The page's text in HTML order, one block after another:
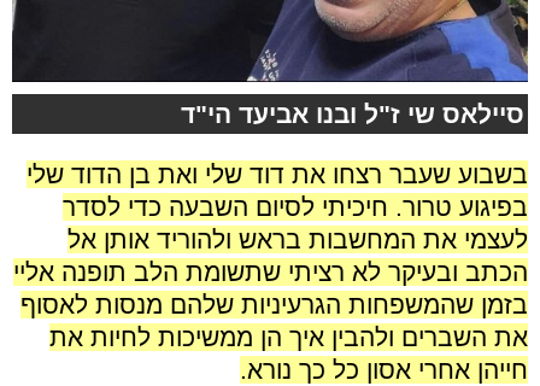
סיילאס שי ז"ל ובנו אביעד הי"ד
בשבוע שעבר רצחו את דוד שלי ואת בן הדוד שלי
בפיגוע טרור. חיכיתי לסיום השבעה כדי לסדר
לעצמי את המחשבות בראש ולהוריד אותן אל
הכתב ובעיקר לא רציתי שתשומת הלב תופנה אליי
בזמן שהמשפחות הגרעיניות שלהם מנסות לאסוף
את השברים ולהבין איך הן ממשיכות לחיות את
חייהן אחרי אסון כל כך נורא.